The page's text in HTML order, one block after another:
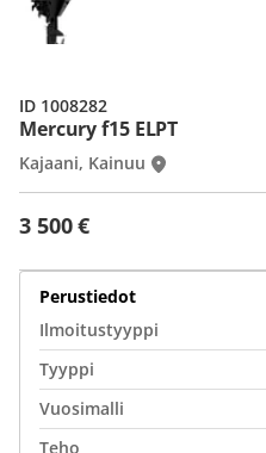
Mercury f15 ELPT
3 500 €
Kajaani, Kainuu
ID 1008282
Perustiedot
Ilmoitustyyppi
Tyyppi
Vuosimalli
Teho